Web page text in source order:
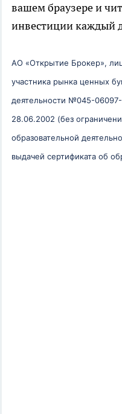
вашем браузере и
инвестиции каждый
АО «Открытие Брокер»,
участника рынка ценных
деятельности №045-
28.06.2002 (без
образовательной
выдачей сертификата об